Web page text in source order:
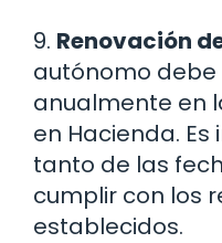
9. Renovación
autónomo debe
anualmente en
en Hacienda.
tanto de las
cumplir con los
establecidos.